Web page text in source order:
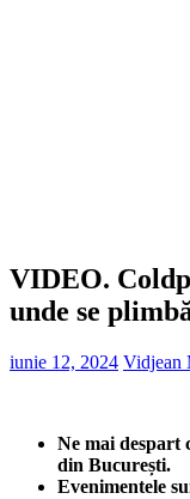
VIDEO.
unde se
iunie 12, 2024 Vidjean
Ne mai despart
din București.
Evenimentele